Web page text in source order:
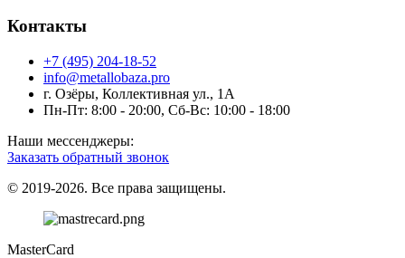
Контакты
+7 (495) 204-18-52
info@metallobaza.pro
г. Озёры, Коллективная ул., 1А
Пн-Пт: 8:00 - 20:00, Сб-Вс: 10:00 - 18:00
Наши мессенджеры:
Заказать обратный звонок
© 2019-2026. Все права защищены.
MasterCard